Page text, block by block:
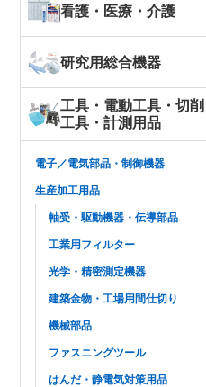
看護・医療・介護
研究用総合機器
工具・電動工具・切削
工具・計測用品
電子／電気部品・制御機器
生産加工用品
軸受・駆動機器・伝導部品
工業用フィルター
光学・精密測定機器
建築金物・工場用間仕切り
機械部品
ファスニングツール
はんだ・静電気対策用品